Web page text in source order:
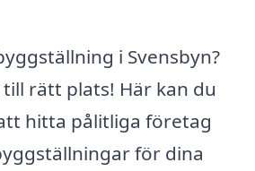
i Svensbyn?
rätt plats! Här kan du
hitta pålitliga företag
för dina